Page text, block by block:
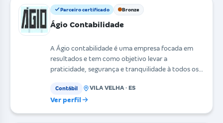
Parceiro certificado Bronze
Ágio Contabilidade
A Ágio contabilidade é uma empresa focada em
resultados e tem como objetivo levar a
praticidade, segurança e tranquilidade à todos os
Contábil VILA VELHA · ES
Ver perfil